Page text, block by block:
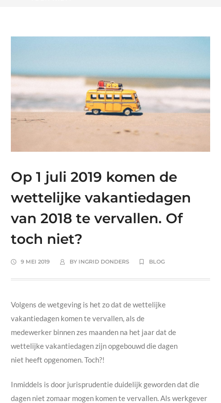
Op 1 juli 2019 komen de
wettelijke vakantiedagen
van 2018 te vervallen. Of
toch niet?
9 MEI 2019 BY INGRID DONDERS BLOG
Volgens de wetgeving is het zo dat de wettelijke
vakantiedagen komen te vervallen, als de
medewerker binnen zes maanden na het jaar dat de
wettelijke vakantiedagen zijn opgebouwd die dagen
niet heeft opgenomen. Toch?!
Inmiddels is door jurisprudentie duidelijk geworden dat die
dagen niet zomaar mogen komen te vervallen. Als werkgever